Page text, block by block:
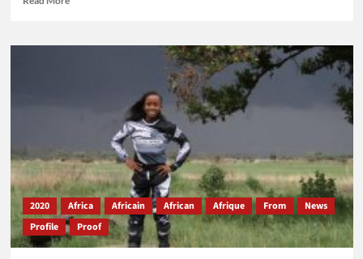
Nii
En
Afrique
2020 Africa Africain African Afrique From
News
Profile
Proof